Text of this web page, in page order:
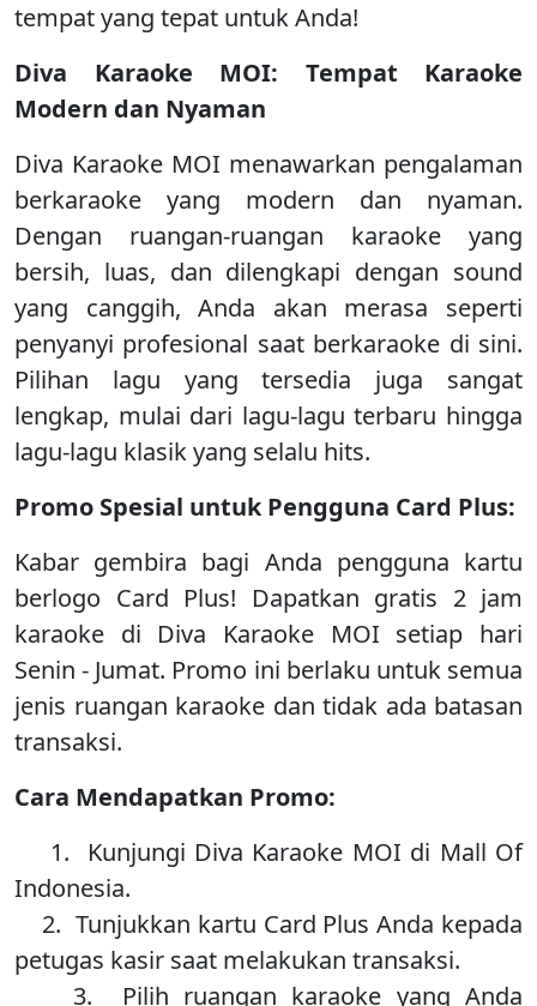
tempat yang tepat untuk Anda!
Diva Karaoke MOI: Tempat Karaoke
Modern dan Nyaman
Diva Karaoke MOI menawarkan pengalaman
berkaraoke yang modern dan nyaman.
Dengan ruangan-ruangan karaoke yang
bersih, luas, dan dilengkapi dengan sound
yang canggih, Anda akan merasa seperti
penyanyi profesional saat berkaraoke di sini.
Pilihan lagu yang tersedia juga sangat
lengkap, mulai dari lagu-lagu terbaru hingga
lagu-lagu klasik yang selalu hits.
Promo Spesial untuk Pengguna Card Plus:
Kabar gembira bagi Anda pengguna kartu
berlogo Card Plus! Dapatkan gratis 2 jam
karaoke di Diva Karaoke MOI setiap hari
Senin - Jumat. Promo ini berlaku untuk semua
jenis ruangan karaoke dan tidak ada batasan
transaksi.
Cara Mendapatkan Promo:
1. Kunjungi Diva Karaoke MOI di Mall Of
Indonesia.
2. Tunjukkan kartu Card Plus Anda kepada
petugas kasir saat melakukan transaksi.
3. Pilih ruangan karaoke yang Anda